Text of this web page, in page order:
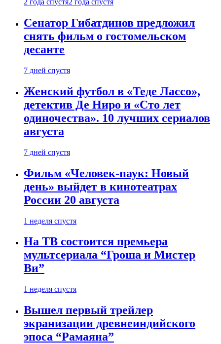
2 года спустя2 года спустя
Сенатор Гибатдинов предложил
снять фильм о гостомельском
десанте
7 дней спустя
Женский футбол в «Теде Лассо»,
детектив Де Ниро и «Сто лет
одиночества». 10 лучших сериалов
августа
7 дней спустя
Фильм «Человек-паук: Новый
день» выйдет в кинотеатрах
России 20 августа
1 неделя спустя
На ТВ состоится премьера
мультсериала “Гроша и Мистер
Ви”
1 неделя спустя
Вышел первый трейлер
экранизации древнеиндийского
эпоса “Рамаяна”